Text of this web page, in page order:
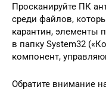
Просканируйте ПК
среди файлов,
карантин, элементы
в папку System32
компонент,
Обратите внимание